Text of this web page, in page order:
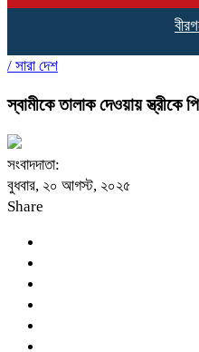
/ সারা দেশ
স্বামীকে তালাক দেওয়ায় স্ত্রীকে
সংবাদদাতা:
বুধবার, ২০ আগস্ট, ২০২৫
Share